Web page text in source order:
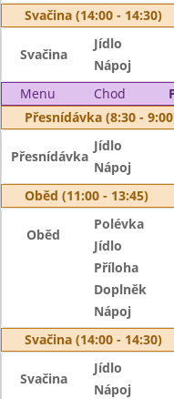
Svačina (14:00 - 14:30)
Svačina
Jídlo
Nápoj
Menu
Chod
Přesnídávka (8:30 -
Přesnídávka
Jídlo
Nápoj
Oběd (11:00 - 13:45)
Oběd
Polévka
Jídlo
Příloha
Doplněk
Nápoj
Svačina (14:00 - 14:30)
Svačina
Jídlo
Nápoj